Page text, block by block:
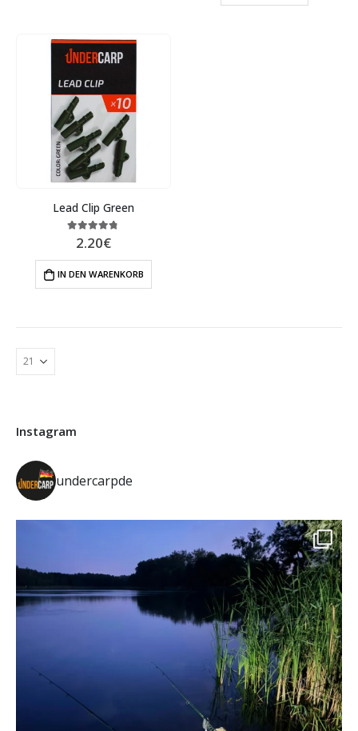
Lead Clip Green
4.67 out of 5
2.20€
IN DEN WARENKORB
Instagram
undercarpde